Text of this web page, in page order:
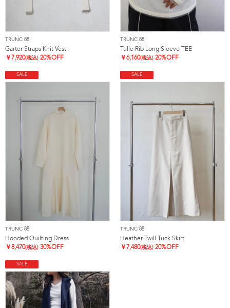
TRUNC 88
Garter Straps Knit Vest
￥ 7,920(税込) 20%OFF
TRUNC 88
Tulle Rib Long Sleeve TEE
￥6,160(税込) 20%OFF
SALE
TRUNC 88
Hooded Quilting Dress
￥8,470(税込) 30%OFF
SALE
TRUNC 88
Heather Twill Tuck Skirt
￥ 7,480(税込) 20%OFF
SALE